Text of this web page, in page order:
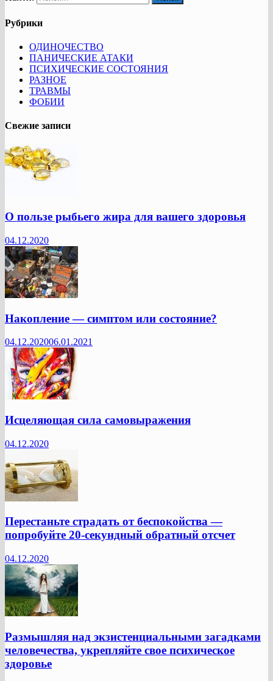
Рубрики
ОДИНОЧЕСТВО
ПАНИЧЕСКИЕ АТАКИ
ПСИХИЧЕСКИЕ СОСТОЯНИЯ
РАЗНОЕ
ТРАВМЫ
ФОБИИ
Свежие записи
О пользе рыбьего жира для вашего здоровья
04.12.2020
Накопление — симптом или состояние?
04.12.202006.01.2021
Исцеляющая сила самовыражения
04.12.2020
Перестаньте страдать от беспокойства —
попробуйте 20-секундный обратный отсчет
04.12.2020
Размышляя над экзистенциальными загадками
человечества, укрепляйте свое психическое
здоровье